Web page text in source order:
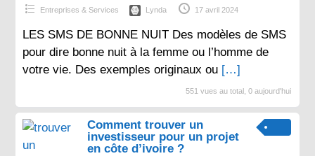
Entreprises & Services Lynda 17 avril 2024
LES SMS DE BONNE NUIT Des modèles de SMS
pour dire bonne nuit à la femme ou l’homme de
votre vie. Des exemples originaux ou […]
551 vues au total, 0 aujourd'hui
Comment trouver un
investisseur pour un projet
en côte d’ivoire ?